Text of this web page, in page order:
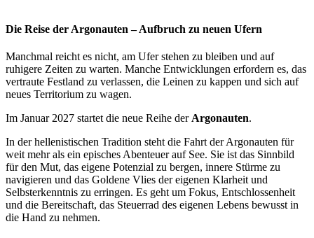
Die Reise der Argonauten – Aufbruch zu neuen Ufern
Manchmal reicht es nicht, am Ufer stehen zu bleiben und auf
ruhigere Zeiten zu warten. Manche Entwicklungen erfordern es, das
vertraute Festland zu verlassen, die Leinen zu kappen und sich auf
neues Territorium zu wagen.
Im Januar 2027 startet die neue Reihe der Argonauten.
In der hellenistischen Tradition steht die Fahrt der Argonauten für
weit mehr als ein episches Abenteuer auf See. Sie ist das Sinnbild
für den Mut, das eigene Potenzial zu bergen, innere Stürme zu
navigieren und das Goldene Vlies der eigenen Klarheit und
Selbsterkenntnis zu erringen. Es geht um Fokus, Entschlossenheit
und die Bereitschaft, das Steuerrad des eigenen Lebens bewusst in
die Hand zu nehmen.